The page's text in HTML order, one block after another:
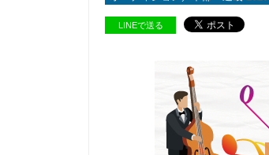
LINEで送る